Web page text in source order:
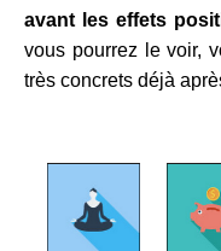
avant les effets
vous pourrez le voir,
très concrets déjà